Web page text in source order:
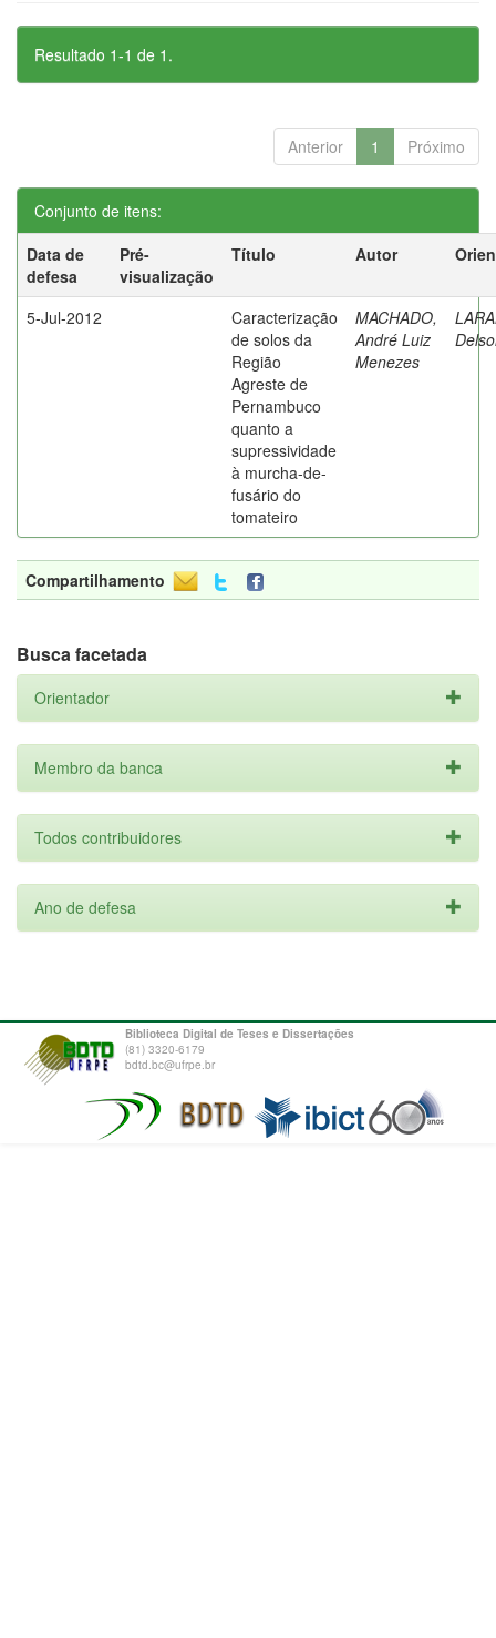
Resultado 1-1 de 1.
Anterior 1 Próximo
Conjunto de itens:
Data de
defesa
Pré-
visualização
Título Autor
5-Jul-2012
Caracterização
de solos da
Região
Agreste de
Pernambuco
quanto a
supressividade
à murcha-de-
fusário do
tomateiro
MACHADO,
André Luiz
Menezes
Compartilhamento
Busca facetada
Orientador
Membro da banca
Todos contribuidores
Ano de defesa
Biblioteca Digital de Teses e Dissertações
(81) 3320-6179
bdtd.bc@ufrpe.br